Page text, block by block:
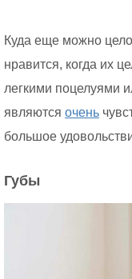
Куда еще можно
нравится, когда их
легкими поцелуями
являются очень
большое
Губы